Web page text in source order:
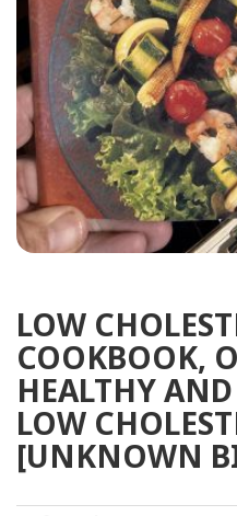
LOW
COOKBOOK,
HEALTHY
LOW
[UNKNOWN